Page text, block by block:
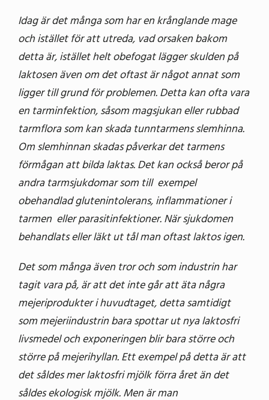
Idag är det många som har en krånglande mage
och istället för att utreda, vad orsaken bakom
detta är, istället helt obefogat lägger skulden på
laktosen även om det oftast är något annat som
ligger till grund för problemen. Detta kan ofta vara
en tarminfektion, såsom magsjukan eller rubbad
tarmflora som kan skada tunntarmens slemhinna.
Om slemhinnan skadas påverkar det tarmens
förmågan att bilda laktas. Det kan också beror på
andra tarmsjukdomar som till exempel
obehandlad glutenintolerans, inflammationer i
tarmen eller parasitinfektioner. När sjukdomen
behandlats eller läkt ut tål man oftast laktos igen.
Det som många även tror och som industrin har
tagit vara på, är att det inte går att äta några
mejeriprodukter i huvudtaget, detta samtidigt
som mejeriindustrin bara spottar ut nya laktosfri
livsmedel och exponeringen blir bara större och
större på mejerihyllan. Ett exempel på detta är att
det såldes mer laktosfri mjölk förra året än det
såldes ekologisk mjölk. Men är man